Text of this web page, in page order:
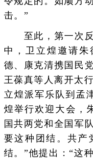
击。”
至此，第一次反
中，卫立煌邀请
德、康克清携国民
王葆真等人离开太
立煌派军乐队到孟
煌举行欢迎大会，
国共两党和全国军
要这种团结。共产
结。”他提出：“这